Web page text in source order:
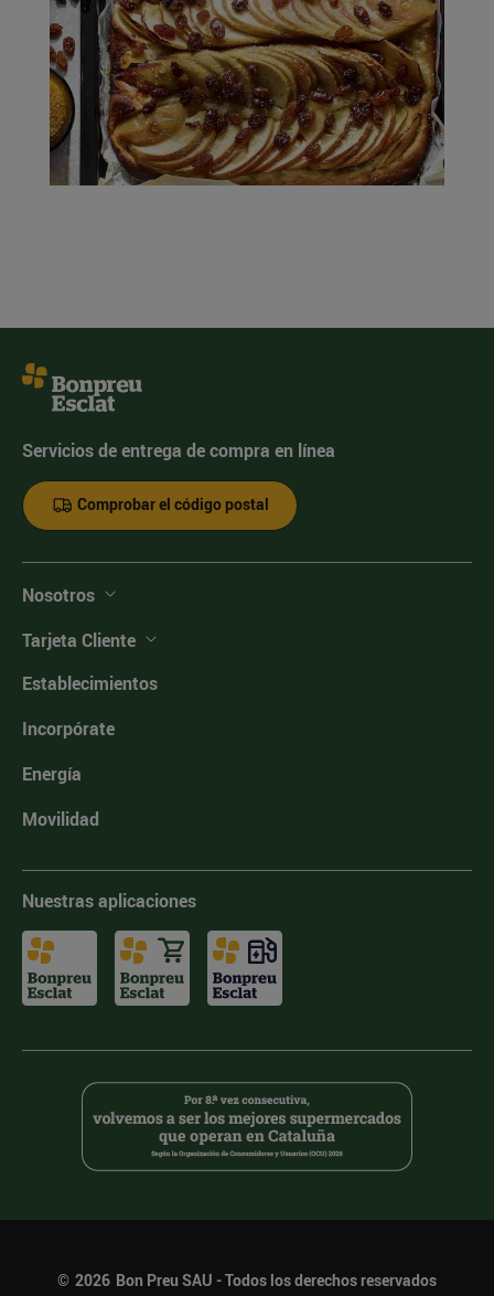
Servicios de entrega de compra en línea
Comprobar el código postal
Nosotros
Tarjeta Cliente
Establecimientos
Incorpórate
Energía
Movilidad
Nuestras aplicaciones
© 2026 Bon Preu SAU - Todos los derechos reservados